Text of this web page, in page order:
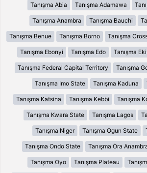
Tanışma Abia Tanışma Adamawa
Tanışma Anambra Tanışma Bauchi
Tanışma Benue Tanışma Borno Tanışma
Tanışma Ebonyi Tanışma Edo Tanışma
Tanışma Federal Capital Territory Tanışma
Tanışma Imo State Tanışma Kaduna
Tanışma Katsina Tanışma Kebbi Tanışma
Tanışma Kwara State Tanışma Lagos
Tanışma Niger Tanışma Ogun State
Tanışma Ondo State Tanışma Ȯra
Tanışma Oyo Tanışma Plateau